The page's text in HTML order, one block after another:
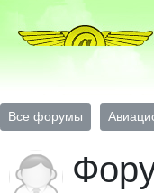
Все форумы